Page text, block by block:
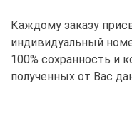
Каждому заказу
индивидуальный
100% сохранность и
полученных от Вас